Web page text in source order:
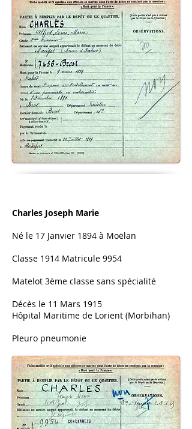
Charles Joseph Marie​
Né le 17 Janvier 1894 à Moëlan
Classe 1914 Matricule 9954
Matelot 3ème classe sans spécialité
Décès le 11 Mars 1915
Hôpital Maritime de Lorient (Morbihan)
Pleuro pneumonie